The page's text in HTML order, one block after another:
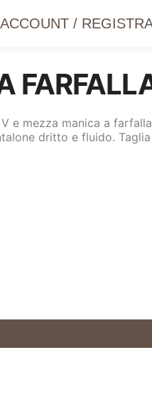
/
e mezza manica a
dritto e fluido.